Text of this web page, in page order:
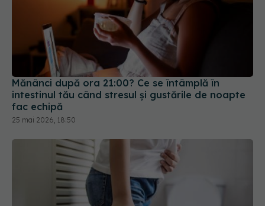
Mănânci după ora 21:00? Ce se întâmplă în
intestinul tău când stresul și gustările de noapte
fac echipă
25 mai 2026, 18:50